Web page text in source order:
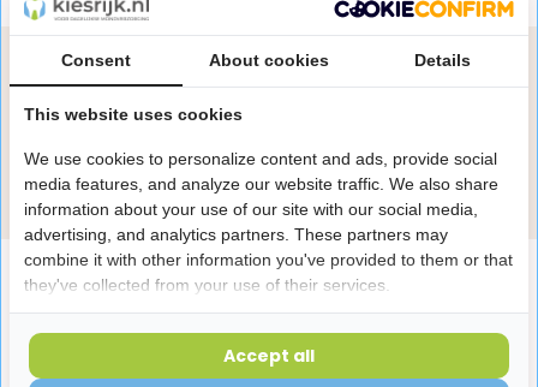
Productomschrijving
Reviews
Heb je een vraag over dit product?
Onze specialisten helpen je graag! Spreek ons aan
Stuur e-mail
Consent About cookies Details
This website uses cookies
We use cookies to personalize content and ads, provide social
media features, and analyze our website traffic. We also share
information about your use of our site with our social media,
advertising, and analytics partners. These partners may
combine it with other information you've provided to them or that
they've collected from your use of their services.
Accept all